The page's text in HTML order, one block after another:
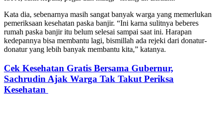
Kata dia, sebenarnya masih sangat banyak warga yang memerlukan
pemeriksaan kesehatan paska banjir. “Ini karna sulitnya beberes
rumah paska banjir itu belum selesai sampai saat ini. Harapan
kedepannya bisa membantu lagi, bismillah ada rejeki dari donatur-
donatur yang lebih banyak membantu kita,” katanya.
Cek Kesehatan Gratis Bersama Gubernur,
Sachrudin Ajak Warga Tak Takut Periksa
Kesehatan